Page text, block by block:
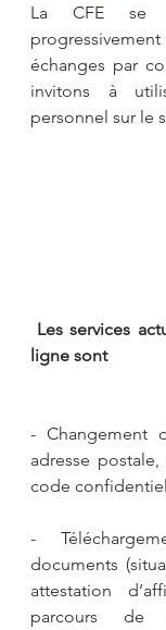
La CFE se
échanges par
invitons à
personnel sur le
Les services
ligne sont
- Changement
adresse
code confidentiel
-
documents
attestation
parcours